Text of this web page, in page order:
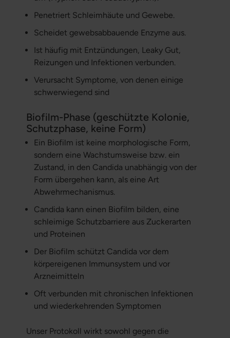
Penetriert Schleimhäute und Gewebe.
Scheidet gewebsabbauende Enzyme aus.
Ist häufig mit Entzündungen, Leaky Gut,
Reizungen und Infektionen verbunden.
Verursacht Symptome, von denen einige
schwerwiegend sind
Biofilm-Phase (geschützte Kolonie,
Schutzphase, keine Form)
Ein Biofilm ist keine morphologische Form,
sondern eine Wachstumsweise bzw. ein
Zustand, in den Candida unabhängig von der
Form übergehen kann, als eine Art
Abwehrmechanismus.
Candida kann einen Biofilm bilden, eine
schleimige Schutzbarriere aus Zuckerarten
und Proteinen
Der Biofilm schützt Candida vor dem
körpereigenen Immunsystem und vor
Arzneimitteln
Oft verbunden mit chronischen Infektionen
und wiederkehrenden Symptomen
Unser Protokoll wirkt sowohl gegen die